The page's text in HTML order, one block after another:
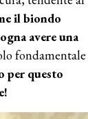
il biondo
avere una
fondamentale
per questo